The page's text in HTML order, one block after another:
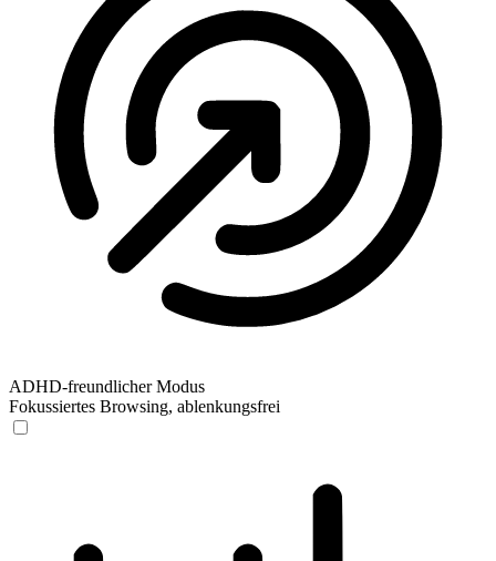
ADHD-freundlicher Modus
Fokussiertes Browsing, ablenkungsfrei